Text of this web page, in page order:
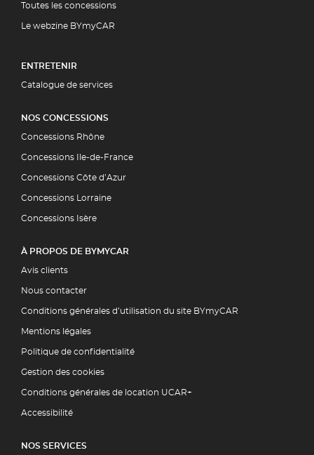
Toutes les concessions
Le webzine BYmyCAR
ENTRETENIR
Catalogue de services
NOS CONCESSIONS
Concessions Rhône
Concessions Ile-de-France
Concessions Côte d’Azur
Concessions Lorraine
Concessions Isère
À PROPOS DE BYMYCAR
Avis clients
Nous contacter
Conditions générales d’utilisation du site BYmyCAR
Mentions légales
Politique de confidentialité
Gestion des cookies
Conditions générales de location UCAR+
Accessibilité
NOS SERVICES